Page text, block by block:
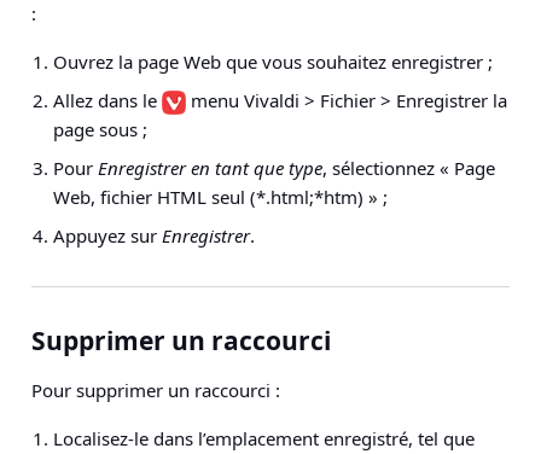
:
Ouvrez la page Web que vous souhaitez enregistrer ;
Allez dans le
menu Vivaldi > Fichier > Enregistrer la
page sous ;
Pour Enregistrer en tant que type, sélectionnez « Page
Web, fichier HTML seul (*.html;*htm) » ;
Appuyez sur Enregistrer.
Supprimer un raccourci
Pour supprimer un raccourci :
Localisez-le dans l’emplacement enregistré, tel que